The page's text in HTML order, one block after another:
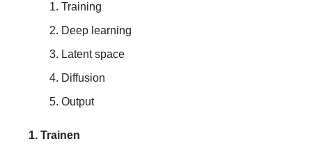
Training
Deep learning
Latent space
Diffusion
Output
1. Trainen